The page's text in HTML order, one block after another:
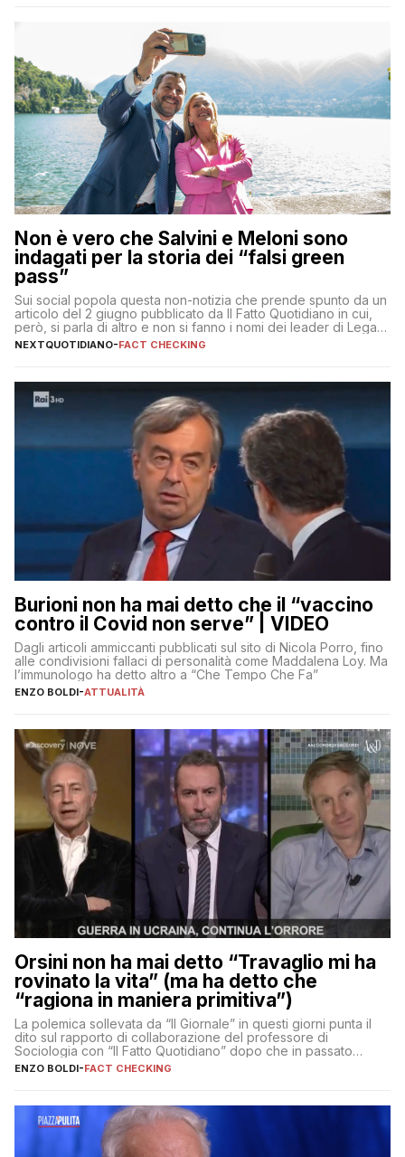
Non è vero che Salvini e Meloni sono
indagati per la storia dei “falsi green
pass”
Sui social popola questa non-notizia che prende spunto da un
articolo del 2 giugno pubblicato da Il Fatto Quotidiano in cui,
però, si parla di altro e non si fanno i nomi dei leader di Lega e
Fratelli d’Italia
NEXTQUOTIDIANO-FACT CHECKING
Burioni non ha mai detto che il “vaccino
contro il Covid non serve” | VIDEO
Dagli articoli ammiccanti pubblicati sul sito di Nicola Porro, fino
alle condivisioni fallaci di personalità come Maddalena Loy. Ma
l’immunologo ha detto altro a “Che Tempo Che Fa”
ENZO BOLDI-ATTUALITÀ
Orsini non ha mai detto “Travaglio mi ha
rovinato la vita” (ma ha detto che
“ragiona in maniera primitiva”)
La polemica sollevata da “Il Giornale” in questi giorni punta il
dito sul rapporto di collaborazione del professore di
Sociologia con “Il Fatto Quotidiano” dopo che in passato
erano volati stracci
ENZO BOLDI-FACT CHECKING